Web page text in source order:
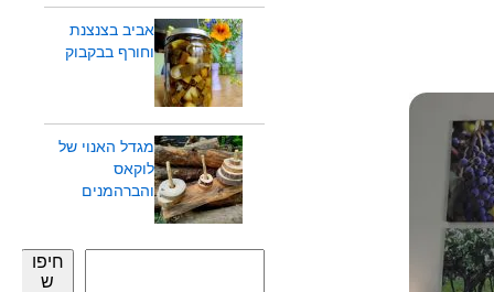
אביב בצנצנת
וחורף בבקבוק
מגדל האנוי של
לוקאס
והברהמנים
חיפו
ש